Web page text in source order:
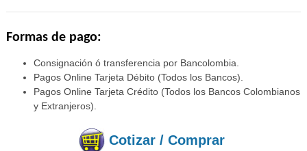
Formas de pago:
Consignación ó transferencia por Bancolombia.
Pagos Online Tarjeta Débito (Todos los Bancos).
Pagos Online Tarjeta Crédito (Todos los Bancos Colombianos
y Extranjeros).
Cotizar / Comprar